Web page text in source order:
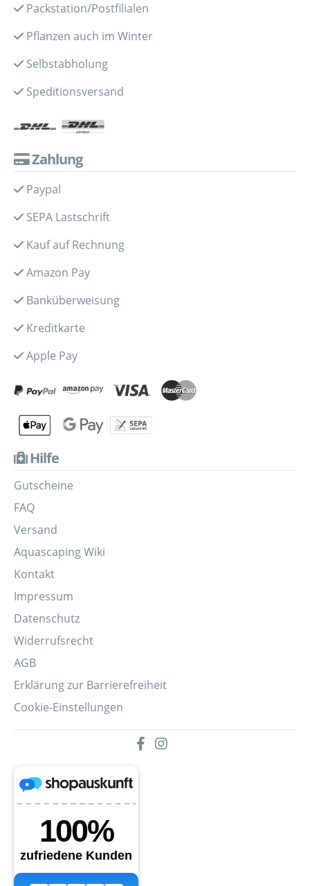
Packstation/Postfilialen
Pflanzen auch im Winter
Selbstabholung
Speditionsversand
Zahlung
Paypal
SEPA Lastschrift
Kauf auf Rechnung
Amazon Pay
Banküberweisung
Kreditkarte
Apple Pay
Hilfe
Gutscheine
FAQ
Versand
Aquascaping Wiki
Kontakt
Impressum
Datenschutz
Widerrufsrecht
AGB
Erklärung zur Barrierefreiheit
Cookie-Einstellungen